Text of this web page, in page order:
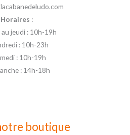
Horaires :
au jeudi : 10h-19h
: 10h-23h
: 10h-19h
: 14h-18h
boutique